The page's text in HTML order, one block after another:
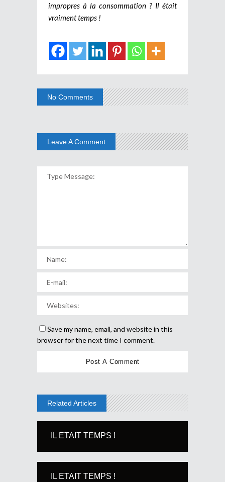
impropres à la consommation ? Il était
vraiment temps !
No Comments
Leave A Comment
Save my name, email, and website in this
browser for the next time I comment.
Related Articles
IL ETAIT TEMPS !
IL ETAIT TEMPS !